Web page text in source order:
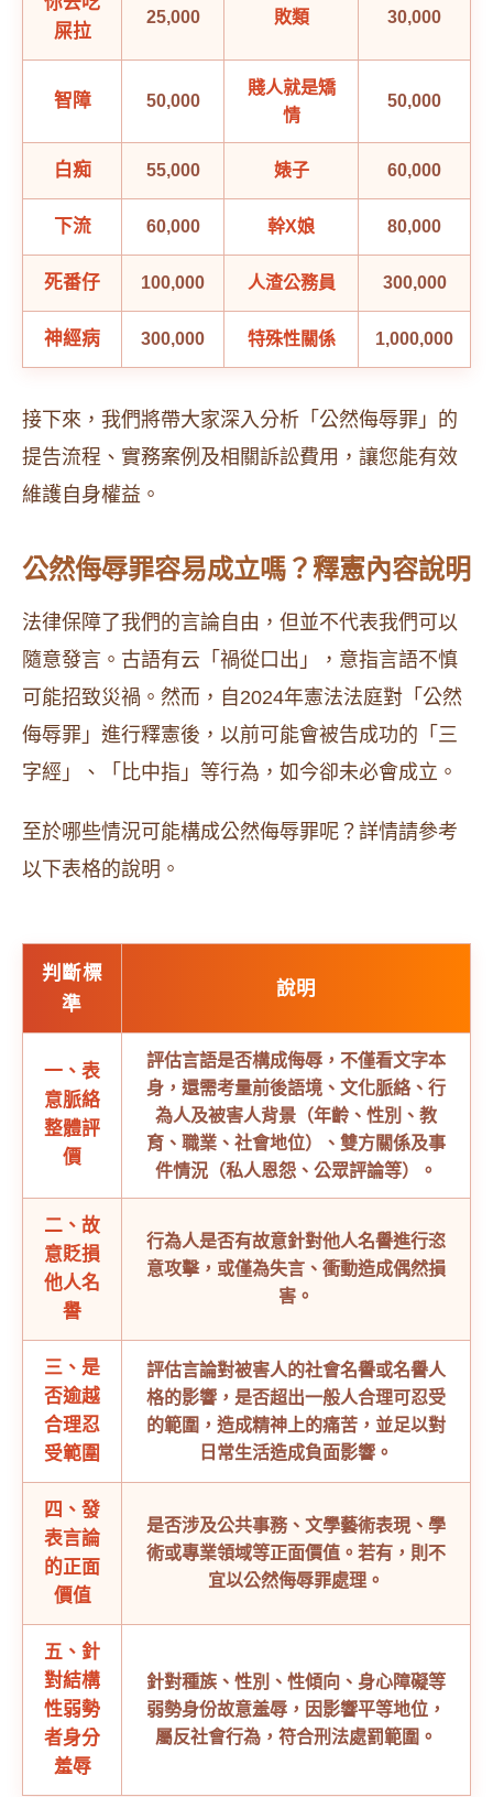
屎拉
25,000 敗類 30,000
智障 50,000
賤人就是矯
情
50,000
白痴 55,000 婊子 60,000
下流 60,000 幹X娘 80,000
死番仔 100,000 人渣公務員 300,000
神經病 300,000 特殊性關係 1,000,000
接下來，我們將帶大家深入分析「公然侮辱罪」的
提告流程、實務案例及相關訴訟費用，讓您能有效
維護自身權益。
公然侮辱罪容易成立嗎？釋憲內容說明
法律保障了我們的言論自由，但並不代表我們可以
隨意發言。古語有云「禍從口出」，意指言語不慎
可能招致災禍。然而，自2024年憲法法庭對「公然
侮辱罪」進行釋憲後，以前可能會被告成功的「三
字經」、「比中指」等行為，如今卻未必會成立。
至於哪些情況可能構成公然侮辱罪呢？詳情請參考
以下表格的說明。
判斷標
準
說明
一、表
意脈絡
整體評
價
評估言語是否構成侮辱，不僅看文字本
身，還需考量前後語境、文化脈絡、行
為人及被害人背景（年齡、性別、教
育、職業、社會地位）、雙方關係及事
件情況（私人恩怨、公眾評論等）。
二、故
意貶損
他人名
譽
行為人是否有故意針對他人名譽進行恣
意攻擊，或僅為失言、衝動造成偶然損
害。
三、是
否逾越
合理忍
受範圍
評估言論對被害人的社會名譽或名譽人
格的影響，是否超出一般人合理可忍受
的範圍，造成精神上的痛苦，並足以對
日常生活造成負面影響。
四、發
表言論
的正面
價值
是否涉及公共事務、文學藝術表現、學
術或專業領域等正面價值。若有，則不
宜以公然侮辱罪處理。
五、針
對結構
性弱勢
者身分
羞辱
針對種族、性別、性傾向、身心障礙等
弱勢身份故意羞辱，因影響平等地位，
屬反社會行為，符合刑法處罰範圍。